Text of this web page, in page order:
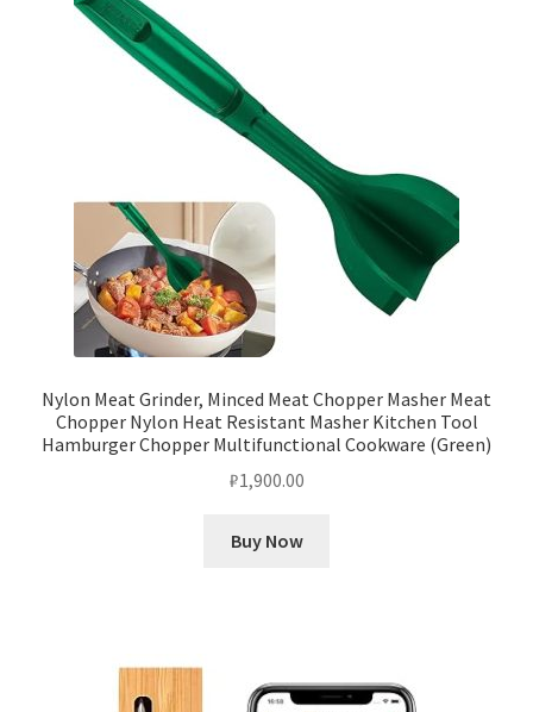
Nylon Meat Grinder, Minced Meat Chopper Masher Meat
Chopper Nylon Heat Resistant Masher Kitchen Tool
Hamburger Chopper Multifunctional Cookware (Green)
₽1,900.00
Buy Now